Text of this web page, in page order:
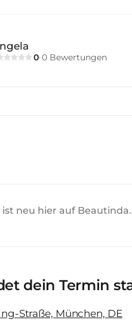
0·0 Bewertungen
ist neu hier auf Beautinda.
dein Termin
Straße, München, DE